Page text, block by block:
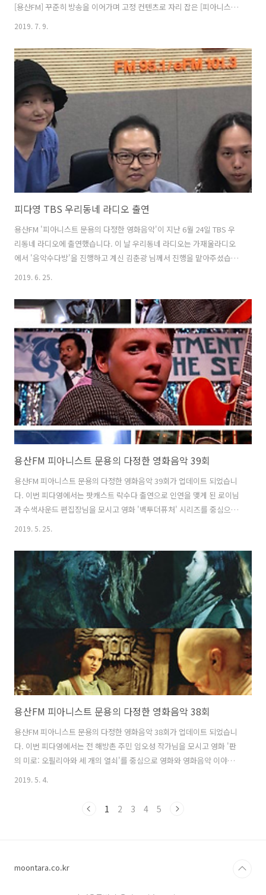
[용산FM] 꾸준히 방송을 이어가며 고정 컨텐츠로 자리 잡은 [피아니스트
www.podty.me 피아니스트 문용의 다정한 영화음악 2주년을 맞아 팟
프리카 방송국을 개설했습니다. 이제 피다영을 팟프리카에서도 들으실
수 있습니다. 이번 팟프리카 개설에 맞추어 한결 듣기 편하시도록 들쭉날
쭉한 음향을 손 보았습니다. 팟프리카 이용하시는 분들 즐겨듣기 해주시
고, 좋아요 그리고 댓글 많이 남겨주세요. 마음에 드시는 방송에 후원을
해주시면 많은 힘이 됩니다...
2019. 7. 9.
피다영 TBS 우리동네 라디오 출연
용산FM '피아니스트 문용의 다정한 영화음악'이 지난 6월 24일 TBS 우
리동네 라디오에 출연했습니다. 이 날 우리동네 라디오는 가재울라디오
에서 '음악수다방'을 진행하고 계신 김춘광 님께서 진행을 맡아주셨습니
다. 피아니스트 문용과 만게가 함께 출연해 해방촌에 대한 소식을 전한
95.1 Mhz로 송출되었으며, 팟빵에서 다시 들어보실 수 있습니다.
http://www.podbbang.com/ch/1770342?e=23077528 tbs 우리동
네 라디오 - 06월 24일 우리동네 라디오: 해방촌 이야기 - 용산FM 문용,
장초영, 지역 : 오디오천국 팟빵 tbs 우리동네 라디오의 인기 방송 06월
24일 우리동네 라디오:..
2019. 6. 25.
용산FM 피아니스트 문용의 다정한 영화음악 39회
용산FM 피아니스트 문용의 다정한 영화음악 39회가 업데이트 되었습니
다. 이번 피다영에서는 팟캐스트 락수다 출연으로 인연을 맺게 된 로이님
과 수색사운드 편집장님을 모시고 영화 '백투더퓨처' 시리즈를 중심으로
다정한 영화음악 39회를 들어보시기 바랍니다. 댓글과 좋아요는 커다란
힘이 됩니다 :) 1부: www.podty.me/episode/14229951 피아니스트
문용의 다정한 영화음악 39회 1부 - 백투더퓨처 [용산FM] 피아니스트 문
용의 다정한 영화음악 39회 1부 - 백투더퓨처 [용산FM] * 진행: 문용 / 게
스트: 만게TAra, 락수다 로이..
2019. 5. 25.
용산FM 피아니스트 문용의 다정한 영화음악 38회
용산FM 피아니스트 문용의 다정한 영화음악 38회가 업데이트 되었습니
다. 이번 피다영에서는 전 해방촌 주민 임오성 작가님을 모시고 영화 '판
의 미로: 오필리아와 세 개의 열쇠'를 중심으로 영화와 영화음악 이야기
를 나누었습니다. 그럼 용산FM 피아니스트 문용의 다정한 영화음악 38
www.podty.me/episode/14229950 피아니스트 문용의 다정한 영화
2019. 5. 4.
1 2 3 4 5
moontara.co.kr